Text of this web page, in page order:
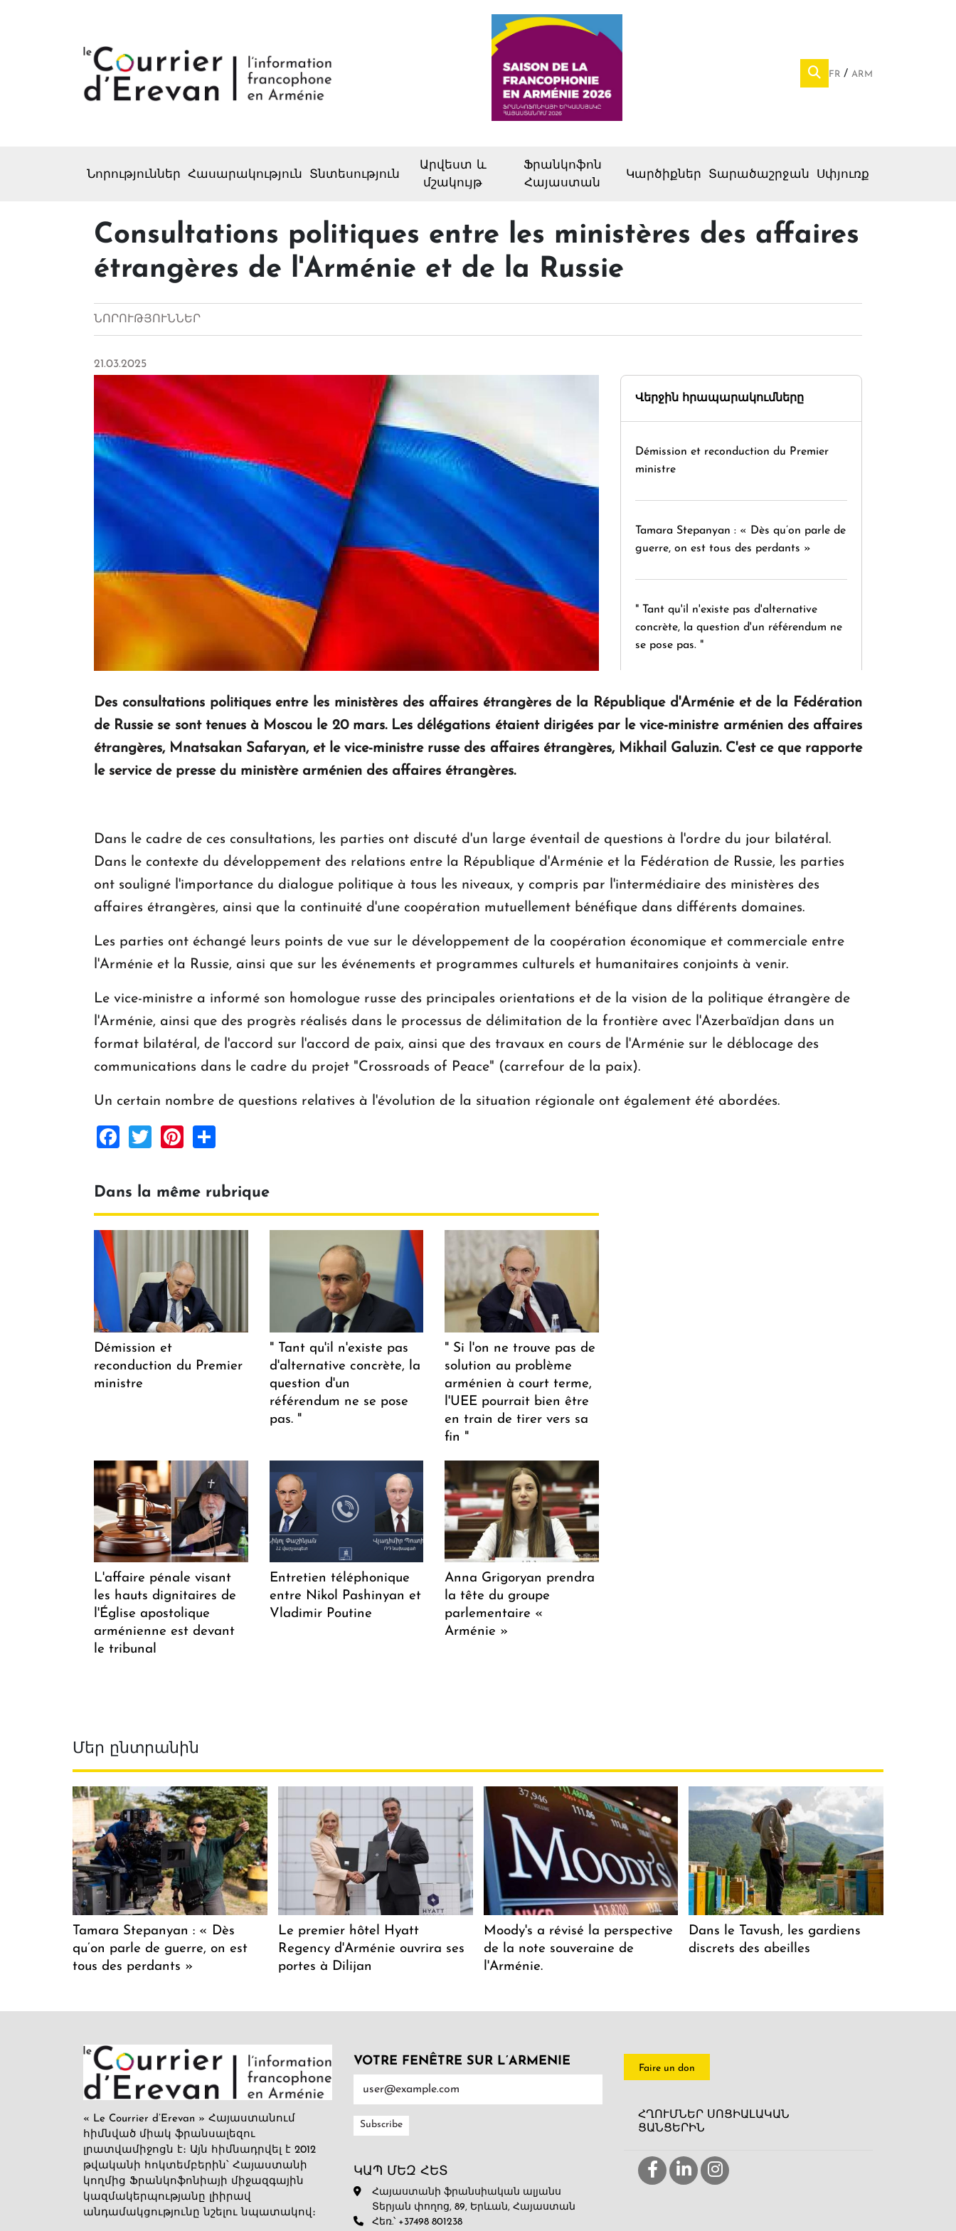
FR ARM
Նորություններ Հասարակություն Տնտեսություն
Արվեստ և
մշակույթ
Ֆրանկոֆոն
Հայաստան
Կարծիքներ Տարածաշրջան Սփյուռք
Consultations politiques entre les ministères des affaires
étrangères de l'Arménie et de la Russie
ՆՈՐՈՒԹՅՈՒՆՆԵՐ
21.03.2025
Վերջին հրապարակումները
Démission et reconduction du Premier
ministre
Tamara Stepanyan : « Dès qu’on parle de
guerre, on est tous des perdants »
" Tant qu'il n'existe pas d'alternative
concrète, la question d'un référendum ne
se pose pas. "
KASA : 30 ans d'audace, de résilience et
d'avenir en Arménie
Des consultations politiques entre les ministères des affaires étrangères de la République d'Arménie et de la Fédération
de Russie se sont tenues à Moscou le 20 mars. Les délégations étaient dirigées par le vice-ministre arménien des affaires
étrangères, Mnatsakan Safaryan, et le vice-ministre russe des affaires étrangères, Mikhail Galuzin. C'est ce que rapporte
le service de presse du ministère arménien des affaires étrangères.
Dans le cadre de ces consultations, les parties ont discuté d'un large éventail de questions à l'ordre du jour bilatéral.
Dans le contexte du développement des relations entre la République d'Arménie et la Fédération de Russie, les parties
ont souligné l'importance du dialogue politique à tous les niveaux, y compris par l'intermédiaire des ministères des
affaires étrangères, ainsi que la continuité d'une coopération mutuellement bénéfique dans différents domaines.
Les parties ont échangé leurs points de vue sur le développement de la coopération économique et commerciale entre
l'Arménie et la Russie, ainsi que sur les événements et programmes culturels et humanitaires conjoints à venir.
Le vice-ministre a informé son homologue russe des principales orientations et de la vision de la politique étrangère de
l'Arménie, ainsi que des progrès réalisés dans le processus de délimitation de la frontière avec l'Azerbaïdjan dans un
format bilatéral, de l'accord sur l'accord de paix, ainsi que des travaux en cours de l'Arménie sur le déblocage des
communications dans le cadre du projet "Crossroads of Peace" (carrefour de la paix).
Un certain nombre de questions relatives à l'évolution de la situation régionale ont également été abordées.
Facebook
TwitterPinterest
Dans la même rubrique
Démission et
reconduction du Premier
ministre
" Tant qu'il n'existe pas
d'alternative concrète, la
question d'un
référendum ne se pose
pas. "
" Si l'on ne trouve pas de
solution au problème
arménien à court terme,
l'UEE pourrait bien être
en train de tirer vers sa
fin "
L'affaire pénale visant
les hauts dignitaires de
l'Église apostolique
arménienne est devant
le tribunal
Entretien téléphonique
entre Nikol Pashinyan et
Vladimir Poutine
Anna Grigoryan prendra
la tête du groupe
parlementaire «
Arménie »
Մեր ընտրանին
Tamara Stepanyan : « Dès
qu’on parle de guerre, on est
tous des perdants »
Le premier hôtel Hyatt
Regency d'Arménie ouvrira ses
portes à Dilijan
Moody's a révisé la perspective
de la note souveraine de
l'Arménie.
Dans le Tavush, les gardiens
discrets des abeilles
« Le Courrier d’Erevan » Հայաստանում
հիմնված միակ ֆրանսալեզու
լրատվամիջոցն է։ Այն հիմնադրվել է 2012
թվականի հոկտեմբերին՝ Հայաստանի
կողմից Ֆրանկոֆոնիայի միջազգային
կազմակերպությանը լիիրավ
անդամակցությունը նշելու նպատակով։
VOTRE FENÊTRE SUR L’ARMENIE
ԿԱՊ ՄԵԶ ՀԵՏ
Հայաստանի ֆրանսիական ալյանս
Տերյան փողոց, 89, Երևան, Հայաստան
Հեռ.՝ +37498 801238
Faire un don
ՀՂՈՒՄՆԵՐ ՍՈՑԻԱԼԱԿԱՆ
ՑԱՆՑԵՐԻՆ